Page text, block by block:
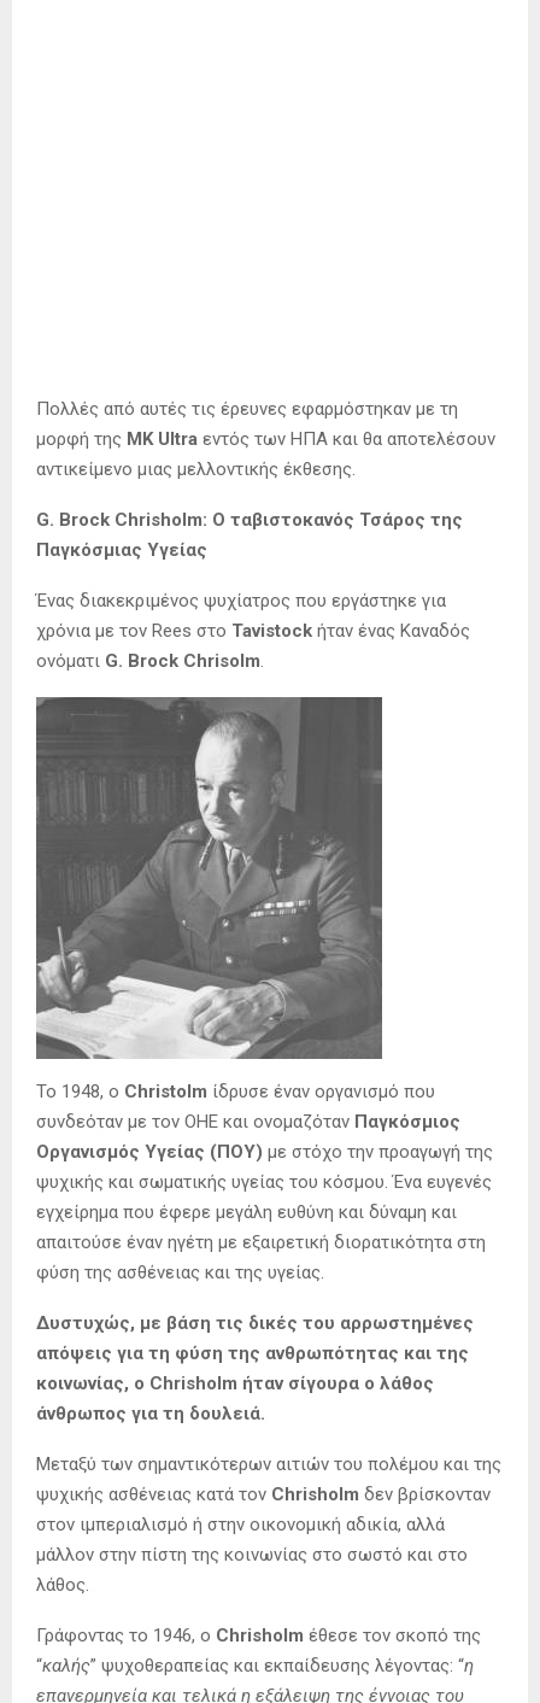
Πολλές από αυτές τις έρευνες εφαρμόστηκαν με τη
μορφή της MK Ultra εντός των ΗΠΑ και θα αποτελέσουν
αντικείμενο μιας μελλοντικής έκθεσης.
G. Brock Chrisholm: O ταβιστοκανός Τσάρος της
Παγκόσμιας Υγείας
Ένας διακεκριμένος ψυχίατρος που εργάστηκε για
χρόνια με τον Rees στο Tavistock ήταν ένας Καναδός
ονόματι G. Brock Chrisolm
Το 1948, ο Christolm ίδρυσε έναν οργανισμό που
συνδεόταν με τον ΟΗΕ και ονομαζόταν Παγκόσμιος
Οργανισμός Υγείας (ΠΟΥ) με στόχο την προαγωγή της
ψυχικής και σωματικής υγείας του κόσμου. Ένα ευγενές
εγχείρημα που έφερε μεγάλη ευθύνη και δύναμη και
απαιτούσε έναν ηγέτη με εξαιρετική διορατικότητα στη
φύση της ασθένειας και της υγείας.
Δυστυχώς, με βάση τις δικές του αρρωστημένες
απόψεις για τη φύση της ανθρωπότητας και της
κοινωνίας, ο Chrisholm ήταν σίγουρα ο λάθος
άνθρωπος για τη δουλειά.
Μεταξύ των σημαντικότερων αιτιών του πολέμου και της
ψυχικής ασθένειας κατά τον Chrisholm δεν βρίσκονταν
στον ιμπεριαλισμό ή στην οικονομική αδικία, αλλά
μάλλον στην πίστη της κοινωνίας στο σωστό και στο
λάθος.
Γράφοντας το 1946, ο Chrisholm έθεσε τον σκοπό της
“καλής” ψυχοθεραπείας και εκπαίδευσης λέγοντας: “η
επανερμηνεία και τελικά η εξάλειψη της έννοιας του